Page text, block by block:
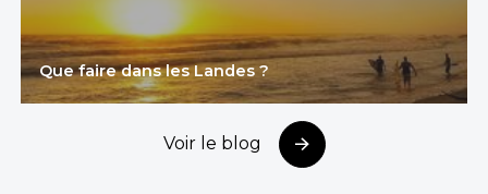
Que faire dans les Landes ?
Voir le blog